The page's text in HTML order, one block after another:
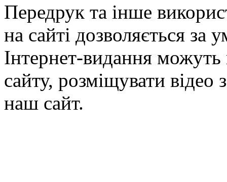
Передрук та інше
на сайті дозволяється
Інтернет-видання можуть
сайту, розміщувати відео
наш сайт.